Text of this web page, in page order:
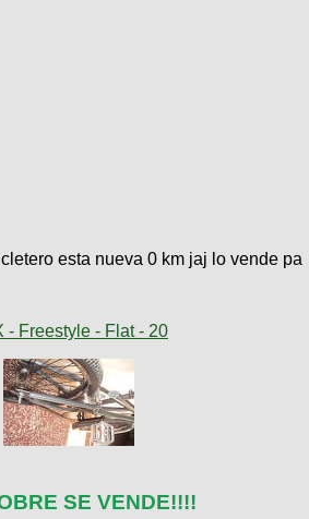
esta nueva 0 km jaj lo vende pa
- Freestyle - Flat - 20
SE VENDE!!!!